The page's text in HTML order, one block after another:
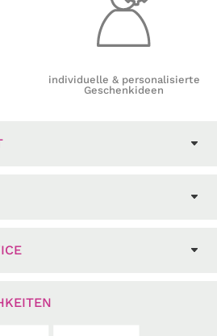
individuelle & personalisierte
Geschenkideen